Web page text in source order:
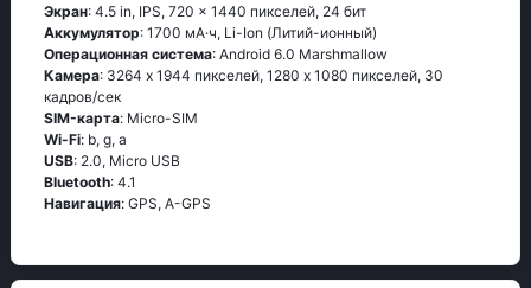
Экран: 4.5 in, IPS, 720 x 1440 пикселей, 24 бит
Аккумулятор: 1700 мА·ч, Li-Ion (Литий-ионный)
Oперационная система: Аndrоid 6.0 Маrshmаllоw
Камера: 3264 x 1944 пикселей, 1280 x 1080 пикселей, 30
кадров/сек
SIM-карта: Micro-SIM
Wi-Fi: b, g, а
USB: 2.0, Micro USB
Bluetooth: 4.1
Навигация: GРS, А-GРS